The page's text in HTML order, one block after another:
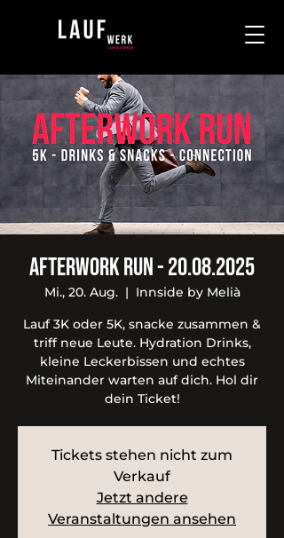
Afterwork Run - 20.08.2025
Mi., 20. Aug.
  |
Innside by Melià
Lauf 3K oder 5K, snacke zusammen &
triff neue Leute. Hydration Drinks,
kleine Leckerbissen und echtes
Miteinander warten auf dich. Hol dir
dein Ticket!
Tickets stehen nicht zum
Verkauf
Jetzt andere
Veranstaltungen ansehen